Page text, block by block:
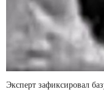
Эксперт зафиксировал